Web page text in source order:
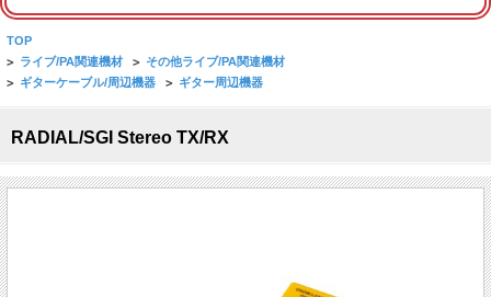
TOP
> ライブ/PA関連機材 > その他ライブ/PA関連機材
> ギターケーブル/周辺機器 > ギター周辺機器
RADIAL/SGI Stereo TX/RX